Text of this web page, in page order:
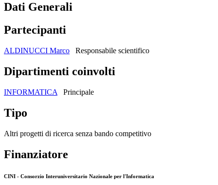
Dati Generali
Partecipanti
ALDINUCCI Marco Responsabile scientifico
Dipartimenti coinvolti
INFORMATICA Principale
Tipo
Altri progetti di ricerca senza bando competitivo
Finanziatore
CINI - Consorzio Interuniversitario Nazionale per l'Informatica